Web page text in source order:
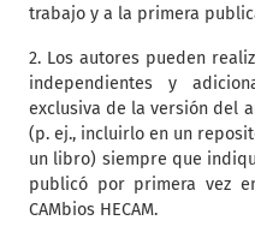
trabajo y a la primera
2. Los autores pueden
independientes y
exclusiva de la versión del
(p. ej., incluirlo en un
un libro) siempre que
publicó por primera vez en
CAMbios HECAM.